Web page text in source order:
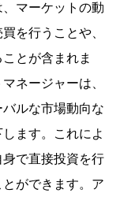
マーケットの動
を行うことや、
とが含まれま
ネージャーは、
ルな市場動向な
ます。これによ
で直接投資を行
ができます。ア